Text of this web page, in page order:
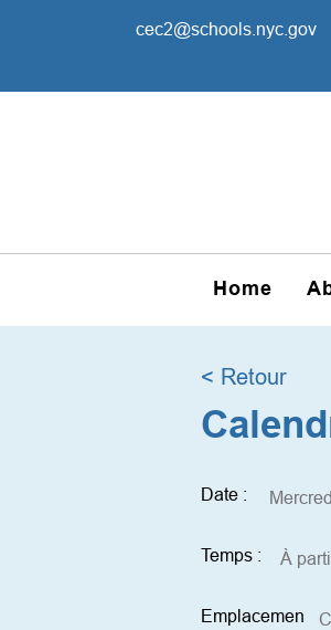
cec2@schools.nyc.gov
Home
< Retour
Date :
Temps : À
Emplacemen